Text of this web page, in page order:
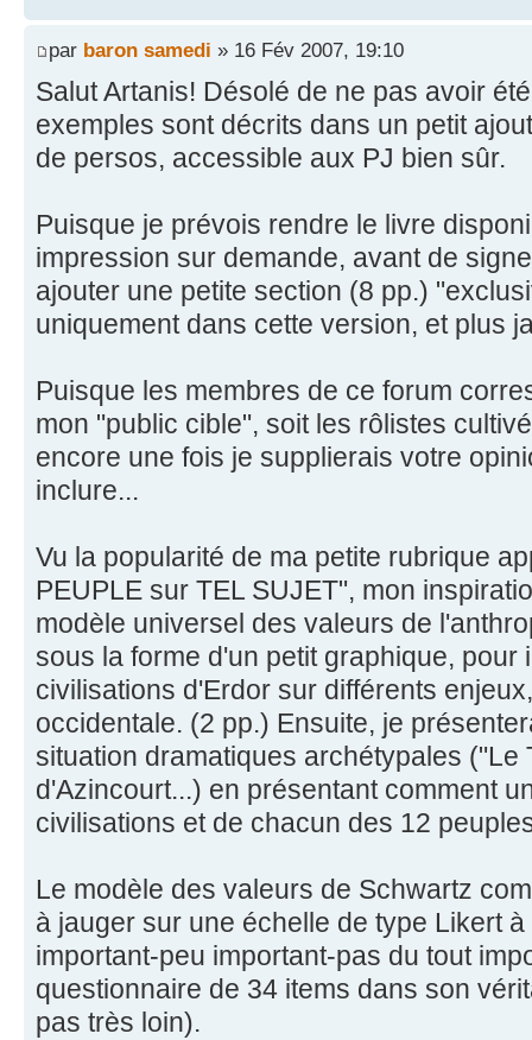
par baron samedi » 16 Fév 2007, 19:10
Salut Artanis! Désolé de ne pas avoir
exemples sont décrits dans un petit
de persos, accessible aux PJ bien sûr.
Puisque je prévois rendre le livre
impression sur demande, avant de
ajouter une petite section (8 pp.)
uniquement dans cette version, et plus
Puisque les membres de ce forum
mon "public cible", soit les rôlistes
encore une fois je supplierais votre
inclure...
Vu la popularité de ma petite rubrique
PEUPLE sur TEL SUJET", mon
modèle universel des valeurs de
sous la forme d'un petit graphique, pour
civilisations d'Erdor sur différents
occidentale. (2 pp.) Ensuite, je
situation dramatiques archétypales ("Le
d'Azincourt...) en présentant comment
civilisations et de chacun des 12
Le modèle des valeurs de Schwartz
à jauger sur une échelle de type Likert
important-peu important-pas du tout
questionnaire de 34 items dans son
pas très loin).